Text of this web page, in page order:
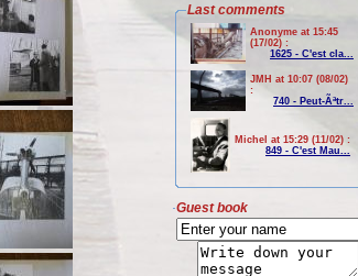
Last comments
Anonyme at 15:45
(17/02) :
1625 - C'est cla...
JMH at 10:07 (08/02)
:
740 - Peut-Ãªtr...
Michel at 15:29 (11/02) :
849 - C'est Mau...
Guest book